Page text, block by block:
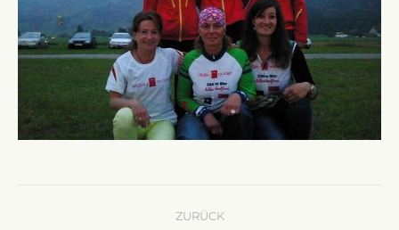
Kommentarnavigation
ZURÜCK